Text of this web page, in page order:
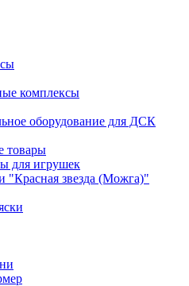
комплексы
оборудование для ДСК
товары
для игрушек
"Красная звезда (Можга)"